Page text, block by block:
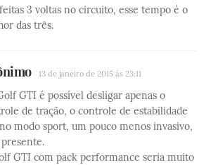
3 voltas no circuito, esse tempo é o
das três.
13 de janeiro de 2015 às 23:11
GTI é possível desligar apenas o
de tração, o controle de estabilidade
modo sport, um pouco menos invasivo,
GTI com pack performance seria muito